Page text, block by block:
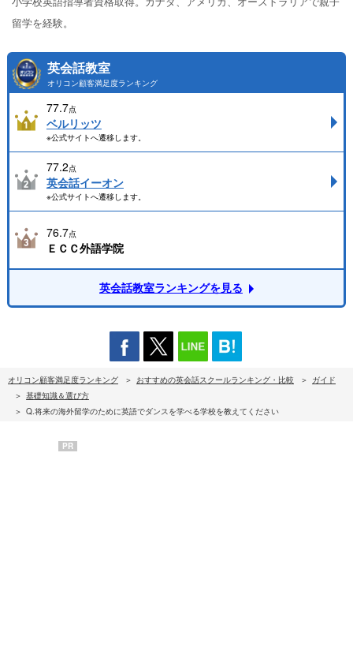
留学を経験。
英会話教室
オリコン顧客満足度ランキング
77.7点
ベルリッツ
※公式サイトへ遷移します。
77.2点
英会話イーオン
※公式サイトへ遷移します。
76.7点
ＥＣＣ外語学院
英会話教室ランキングを見る
オリコン顧客満足度ランキング おすすめの英会話スクールランキング・比較
ガイド
基礎知識＆選び方
Q.将来の海外留学のために英語でダンスを学べる学校を教えてください
PR